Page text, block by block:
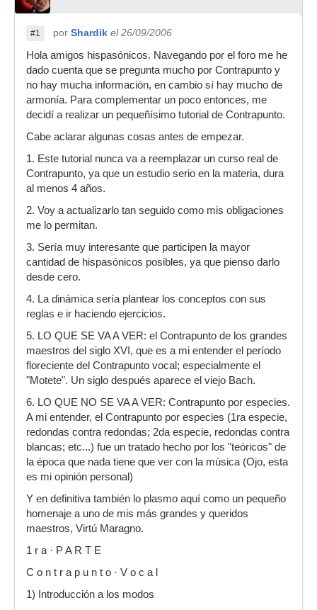
#1 por Shardik el 26/09/2006
Hola amigos hispasónicos. Navegando por el foro me he
dado cuenta que se pregunta mucho por Contrapunto y
no hay mucha información, en cambio sí hay mucho de
armonía. Para complementar un poco entonces, me
decidí a realizar un pequeñísimo tutorial de Contrapunto.
Cabe aclarar algunas cosas antes de empezar.
1. Este tutorial nunca va a reemplazar un curso real de
Contrapunto, ya que un estudio serio en la materia, dura
al menos 4 años.
2. Voy a actualizarlo tan seguido como mis obligaciones
me lo permitan.
3. Sería muy interesante que participen la mayor
cantidad de hispasónicos posibles, ya que pienso darlo
desde cero.
4. La dinámica sería plantear los conceptos con sus
reglas e ir haciendo ejercicios.
5. LO QUE SE VA A VER: el Contrapunto de los grandes
maestros del siglo XVI, que es a mi entender el período
floreciente del Contrapunto vocal; especialmente el
"Motete". Un siglo después aparece el viejo Bach.
6. LO QUE NO SE VA A VER: Contrapunto por especies.
A mi entender, el Contrapunto por especies (1ra especie,
redondas contra redondas; 2da especie, redondas contra
blancas; etc...) fue un tratado hecho por los "teóricos" de
la época que nada tiene que ver con la música (Ojo, esta
es mi opinión personal)
Y en definitiva también lo plasmo aquí como un pequeño
homenaje a uno de mis más grandes y queridos
maestros, Virtú Maragno.
1 r a · P A R T E
C o n t r a p u n t o · V o c a l
1) Introducción a los modos